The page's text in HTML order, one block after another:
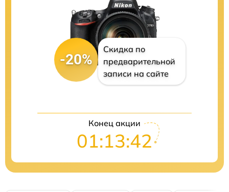
-20%
Скидка по
предварительной
записи на сайте
Конец акции
01:13:41